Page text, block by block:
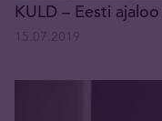
KULD – Eesti